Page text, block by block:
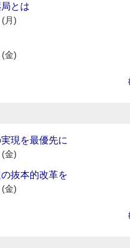
とは
月)
金)
現を最優先に
金)
抜本的改革を
金)